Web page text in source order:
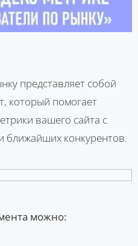
представляет собой
который помогает
вашего сайта с
ближайших конкурентов.
можно: